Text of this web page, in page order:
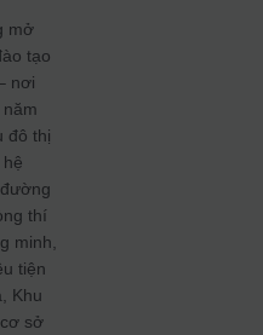
mở
tạo
nơi
đô thị
hệ
thí
minh,
tiện
Khu
sở